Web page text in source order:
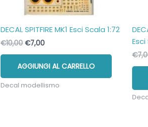
DECAL SPITFIRE MK1 Esci Scala 1:72
€10,00Il
era:
€10,00.
€7,00Il
è:
€7,00.
AGGIUNGI AL CARRELLO
Decal modellismo
Esci
€